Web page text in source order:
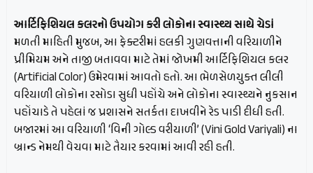
આર્ટિફિશિયલ કલરનો ઉપયોગ કરી લોકોના સ્વાસ્થ્ય સાથે ચેડાં
મળતી માહિતી મુજબ, આ ફેક્ટરીમાં હલકી ગુણવત્તાની વરિયાળીને
પ્રીમિયમ અને તાજી બતાવવા માટે તેમાં જોખમી આર્ટિફિશિયલ કલર
(Artificial Color) ઉમેરવામાં આવતો હતો. આ ભેળસેળયુક્ત લીલી
વરિયાળી લોકોના રસોડા સુધી પહોંચે અને લોકોના સ્વાસ્થ્યને નુકસાન
પહોંચાડે તે પહેલાં જ પ્રશાસને સતર્કતા દાખવીને રેડ પાડી દીધી હતી.
બજારમાં આ વરિયાળી ‘વિની ગોલ્ડ વરીયાળી’ (Vini Gold Variyali) ના
બ્રાન્ડ નેમથી વેચવા માટે તૈયાર કરવામાં આવી રહી હતી.